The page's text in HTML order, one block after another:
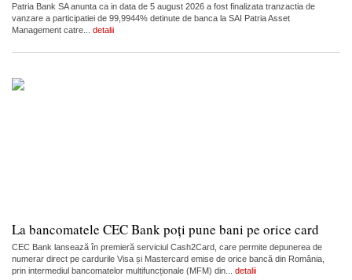
Patria Bank SA anunta ca in data de 5 august 2026 a fost finalizata tranzactia de
vanzare a participatiei de 99,9944% detinute de banca la SAI Patria Asset
Management catre... detalii
La bancomatele CEC Bank poți pune bani pe orice card
CEC Bank lansează în premieră serviciul Cash2Card, care permite depunerea de
numerar direct pe cardurile Visa și Mastercard emise de orice bancă din România,
prin intermediul bancomatelor multifuncționale (MFM) din... detalii